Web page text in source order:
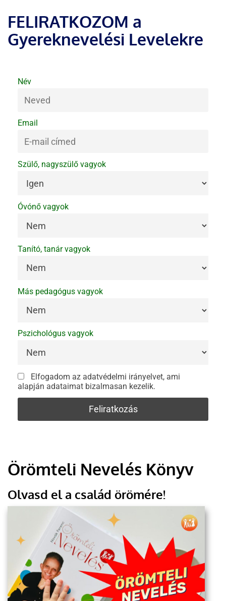
FELIRATKOZOM a
Gyereknevelési Levelekre
Név
Email
Szülő, nagyszülő vagyok
Óvónő vagyok
Tanító, tanár vagyok
Más pedagógus vagyok
Pszichológus vagyok
Elfogadom az adatvédelmi irányelvet, ami
alapján adataimat bizalmasan kezelik.
Örömteli Nevelés Könyv
Olvasd el a család örömére!